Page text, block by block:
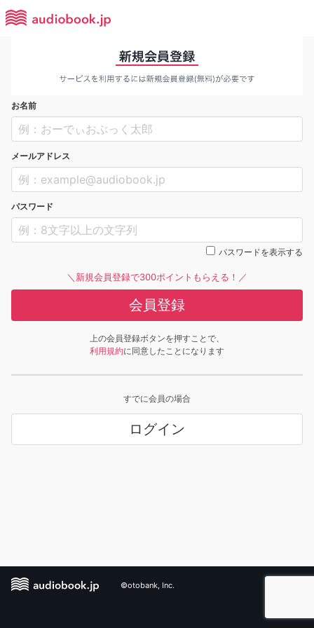
お名前
メールアドレス
パスワード
パスワードを表示する
＼新規会員登録で300ポイントもらえる！／
会員登録
上の会員登録ボタンを押すことで、
利用規約に同意したことになります
すでに会員の場合
ログイン
©otobank, Inc.